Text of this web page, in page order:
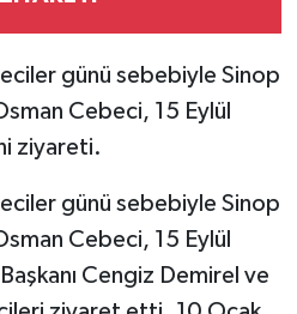
günü sebebiyle Sinop
Cebeci, 15 Eylül
ziyareti.
günü sebebiyle Sinop
Cebeci, 15 Eylül
Cengiz Demirel ve